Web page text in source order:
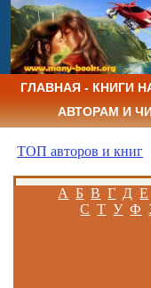
ГЛАВНАЯ - КНИГИ НА
АВТОРАМ И
ТОП авторов и книг
А Б В Г Д Е
С Т У Ф